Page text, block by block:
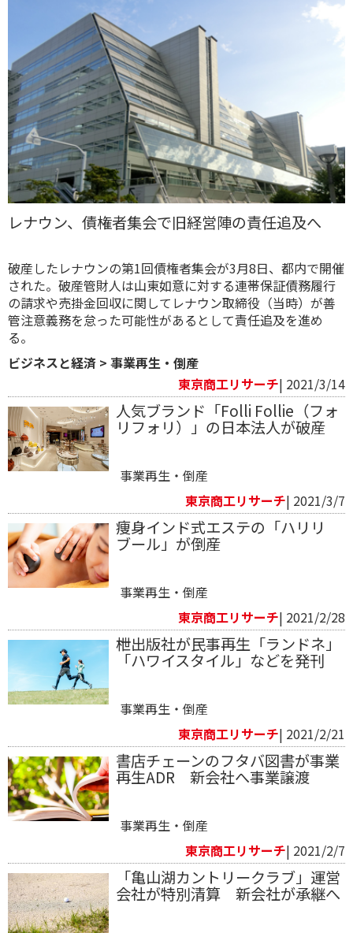
レナウン、債権者集会で旧経営陣の責任追及へ
破産したレナウンの第1回債権者集会が3月8日、都内で開催
された。破産管財人は山東如意に対する連帯保証債務履行
の請求や売掛金回収に関してレナウン取締役（当時）が善
管注意義務を怠った可能性があるとして責任追及を進め
る。
ビジネスと経済 > 事業再生・倒産
東京商工リサーチ| 2021/3/14
人気ブランド「Folli Follie（フォ
リフォリ）」の日本法人が破産
事業再生・倒産
東京商工リサーチ| 2021/3/7
痩身インド式エステの「ハリリ
ブール」が倒産
事業再生・倒産
東京商工リサーチ| 2021/2/28
枻出版社が民事再生「ランドネ」
「ハワイスタイル」などを発刊
事業再生・倒産
東京商工リサーチ| 2021/2/21
書店チェーンのフタバ図書が事業
再生ADR 新会社へ事業譲渡
事業再生・倒産
東京商工リサーチ| 2021/2/7
「亀山湖カントリークラブ」運営
会社が特別清算 新会社が承継へ